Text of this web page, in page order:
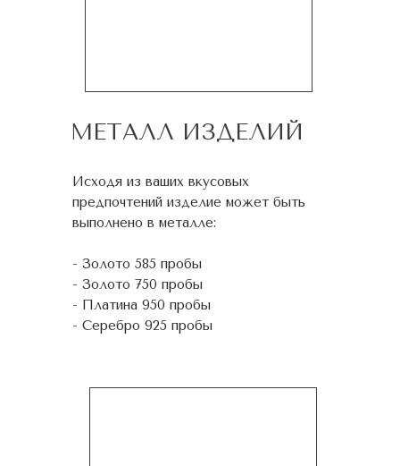
МЕТАЛЛ ИЗДЕЛИЙ
Исходя из ваших вкусовых
предпочтений изделие может быть
выполнено в металле:
- Золото 585 пробы
- Золото 750 пробы
- Платина 950 пробы
- Серебро 925 пробы